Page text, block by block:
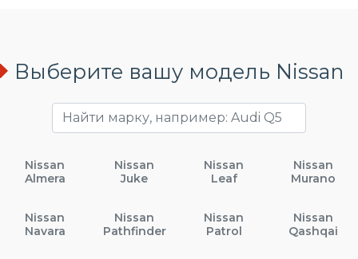
Выберите вашу модель Nissan
Nissan
Almera
Nissan
Juke
Nissan
Leaf
Nissan
Murano
Nissan
Navara
Nissan
Pathfinder
Nissan
Patrol
Nissan
Qashqai